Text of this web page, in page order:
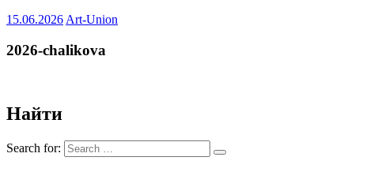
15.06.2026 Art-Union
2026-chalikova
Найти
Search for: